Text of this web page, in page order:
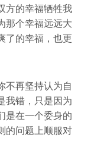
方的幸福牺牲我
那个幸福远远大
了的幸福，也更
不再坚持认为自
我错，只是因为
是在一个委身的
的问题上顺服对